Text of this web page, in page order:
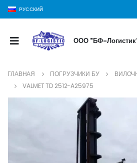
РУССКИЙ
ООО "БФ-
ГЛАВНАЯ ПОГРУЗЧИКИ БУ
VALMET TD 2512-A25975